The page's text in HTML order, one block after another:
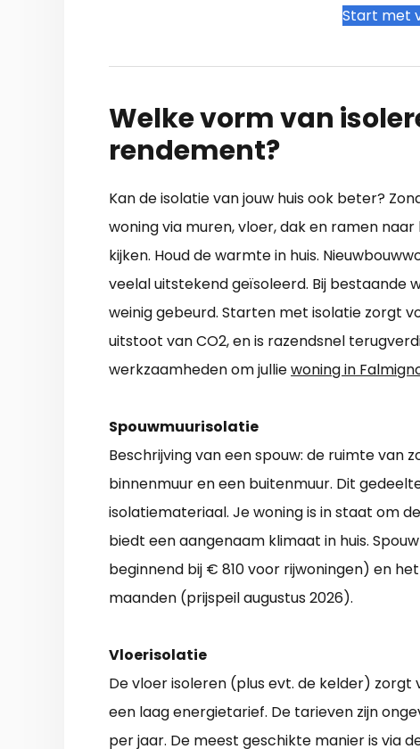
Start met
Welke vorm van
rendement?
Kan de isolatie van jouw huis ook beter?
woning via muren, vloer, dak en ramen
kijken. Houd de warmte in huis.
veelal uitstekend geïsoleerd. Bij bestaande
weinig gebeurd. Starten met isolatie zorgt
uitstoot van CO2, en is razendsnel
werkzaamheden om julliewoning in
Spouwmuurisolatie
Beschrijving van een spouw: de ruimte van
binnenmuur en een buitenmuur. Dit
isolatiemateriaal. Je woning is in staat om
biedt een aangenaam klimaat in huis.
beginnend bij € 810 voor rijwoningen) en
maanden (prijspeil augustus 2026).
Vloerisolatie
De vloer isoleren (plus evt. de kelder)
een laag energietarief. De tarieven zijn
per jaar. De meest geschikte manier is via